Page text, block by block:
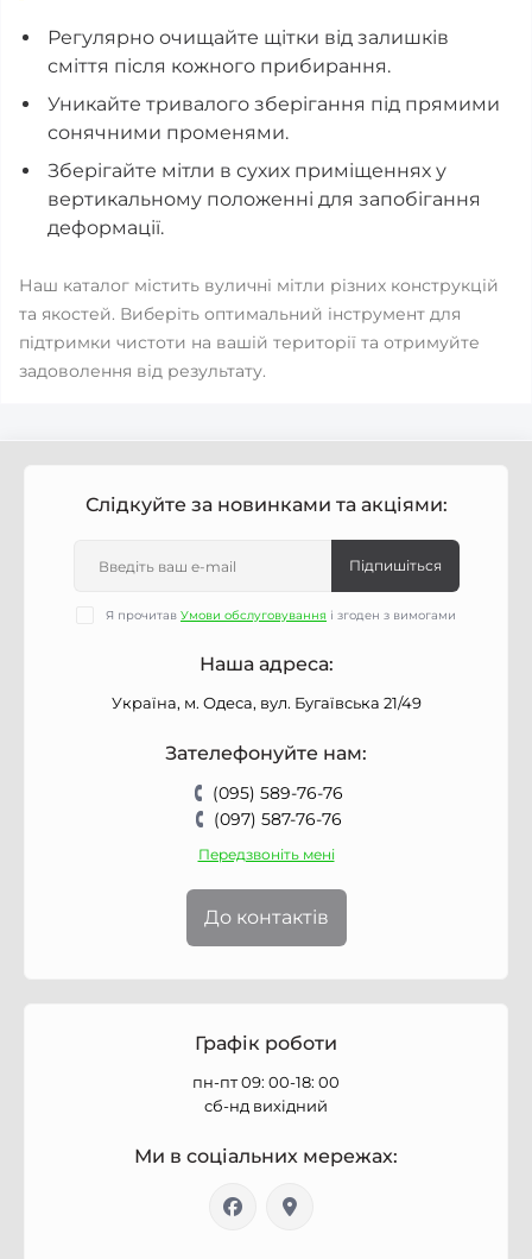
Регулярно очищайте щітки від залишків
сміття після кожного прибирання.
Уникайте тривалого зберігання під прямими
сонячними променями.
Зберігайте мітли в сухих приміщеннях у
вертикальному положенні для запобігання
деформації.
Наш каталог містить вуличні мітли різних конструкцій
та якостей. Виберіть оптимальний інструмент для
підтримки чистоти на вашій території та отримуйте
задоволення від результату.
Слідкуйте за новинками та акціями:
Підпишіться
Я прочитав Умови обслуговування і згоден з вимогами
Наша адреса:
Україна, м. Одеса, вул. Бугаївська 21/49
Зателефонуйте нам:
(095) 589-76-76
(097) 587-76-76
Передзвоніть мені
До контактів
Графік роботи
пн-пт 09: 00-18: 00
сб-нд вихідний
Ми в соціальних мережах: